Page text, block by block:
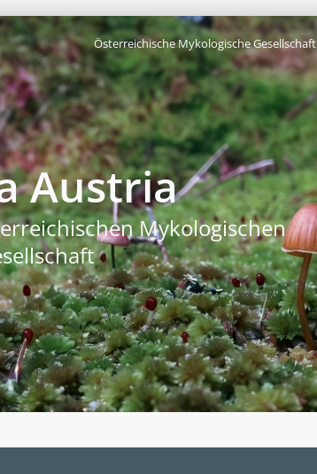
Österreichische Mykologische Gesellschaft
Austria
Mykologischen